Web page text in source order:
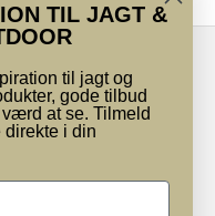
TIL JAGT &
til jagt og
gode tilbud
at se. Tilmeld
direkte i din